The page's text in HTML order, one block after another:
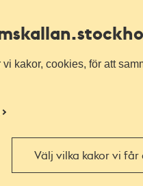
kakor, cookies, för att
Välj vilka kakor vi får